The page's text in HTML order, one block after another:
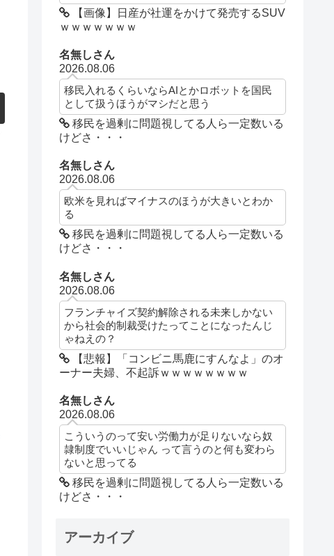
【画像】日産が社運をかけて発売するSUV
ｗｗｗｗｗｗｗ
名無しさん
2026.08.06
移民入れるくらいならAIとかロボットを国民
として扱うほうがマシだと思う
移民を過剰に問題視してる人ら一定数いる
けどさ・・・
名無しさん
2026.08.06
欧米を見ればマイナスのほうが大きいとわか
る
移民を過剰に問題視してる人ら一定数いる
けどさ・・・
名無しさん
2026.08.06
フランチャイズ契約解除される未来しかない
から社会的制裁受けたってことになったんじ
ゃねえの？
【悲報】「コンビニ馬鹿にすんなよ」のオ
ーナー夫婦、不起訴ｗｗｗｗｗｗｗｗ
名無しさん
2026.08.06
こういうのって安い労働力が足りないなら奴
隷制度でいいじゃん って言うのと何も変わら
ないと思ってる
移民を過剰に問題視してる人ら一定数いる
けどさ・・・
アーカイブ